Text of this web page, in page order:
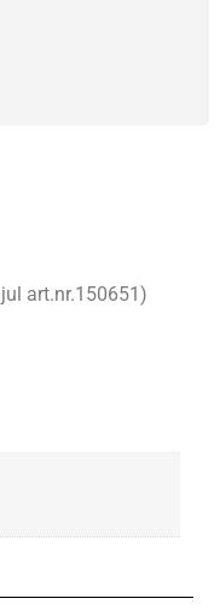
art.nr.150651)